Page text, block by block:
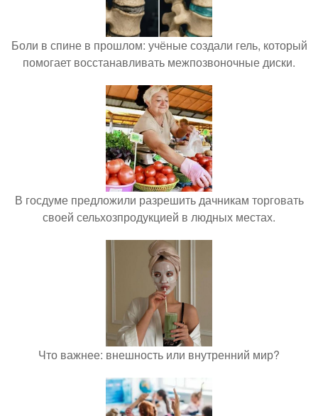
Боли в спине в прошлом: учёные создали гель, который
помогает восстанавливать межпозвоночные диски.
В госдуме предложили разрешить дачникам торговать
своей сельхозпродукцией в людных местах.
Что важнее: внешность или внутренний мир?